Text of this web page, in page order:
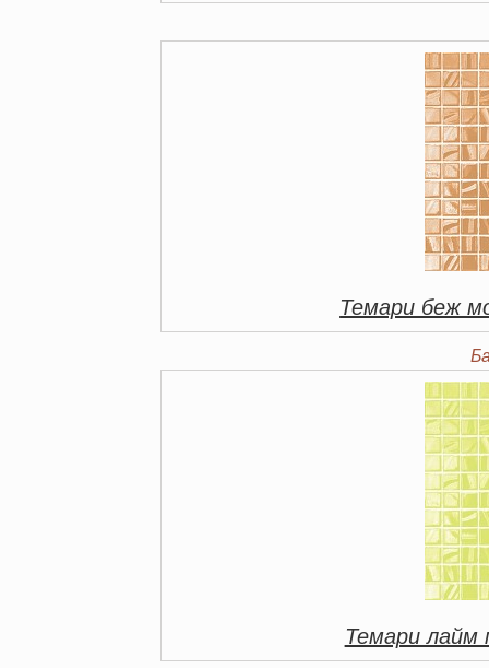
Темари беж
Темари лайм